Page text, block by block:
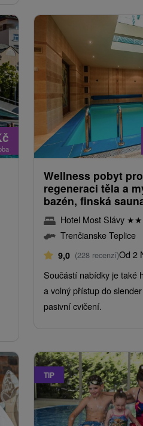
Wellness pobyt
regeneraci těla a
bazén, finská
Hotel Most Slávy ★★
Trenčianske Teplice
9,0 (228 recenzí)Od 2
Součástí nabídky je také
a volný přístup do
pasivní cvičení.
TIP